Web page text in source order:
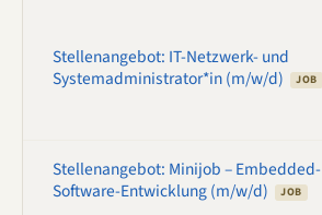
Stellenangebot: IT-Netzwerk- und
System­administrator*in (m/w/d)
JOB
Stellenangebot: Minijob – Embedded-
Software-Entwicklung (m/w/d)
JOB